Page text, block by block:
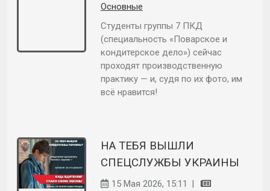
Основные
Студенты группы 7 ПКД
(специальность «Поварское и
кондитерское дело») сейчас
проходят производственную
практику — и, судя по их фото, им
всё нравится!
НА ТЕБЯ ВЫШЛИ
СПЕЦСЛУЖБЫ УКРАИНЫ
15 Мая 2026, 15:11
|